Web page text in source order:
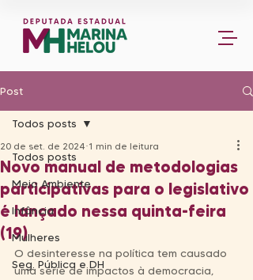
Post
Todos posts
Meio Ambiente
Infância
Mulheres
Seg. Pública e DH
Todos posts
Novo manual de metodologias
participativas para o legislativo
é lançado nessa quinta-feira
(19)
20 de set. de 2024 1 min de leitura
O desinteresse na política tem causado
uma série de impactos à democracia,